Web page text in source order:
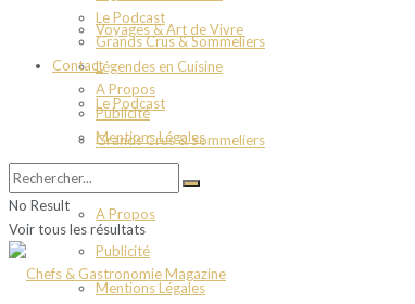
Voyages & Art de Vivre
Légendes en Cuisine
Le Podcast
Grands Crus & Sommeliers
Contact
A Propos
Publicité
Mentions Légales
Le Podcast
Grands Crus & Sommeliers
Contact
A Propos
Publicité
Mentions Légales
No Result
Voir tous les résultats